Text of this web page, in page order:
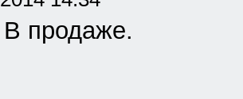
В продаже.